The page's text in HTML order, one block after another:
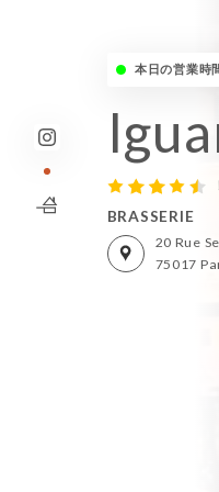
本日の営業時
BRASSERIE
20 Rue
75017